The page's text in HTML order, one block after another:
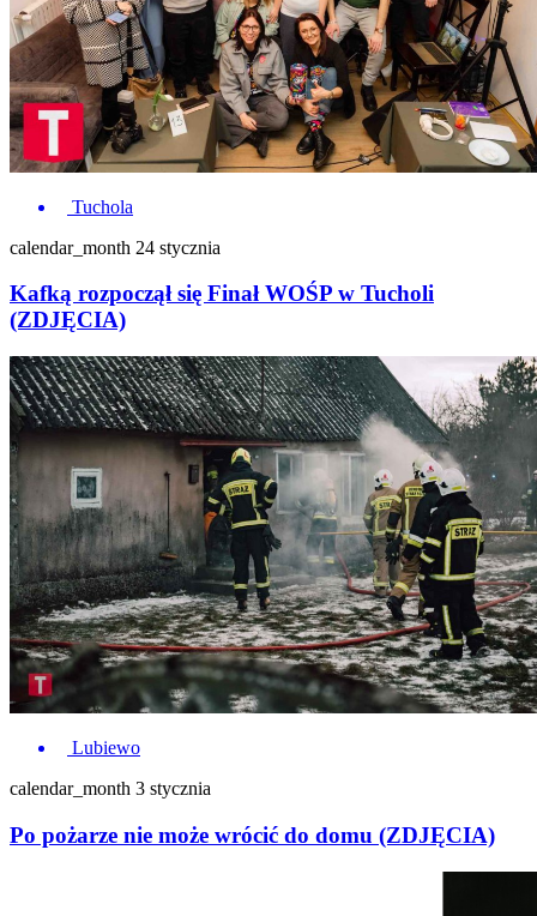
Tuchola
calendar_month 24 stycznia
Kafką rozpoczął się Finał WOŚP w Tucholi
(ZDJĘCIA)
Lubiewo
calendar_month 3 stycznia
Po pożarze nie może wrócić do domu (ZDJĘCIA)